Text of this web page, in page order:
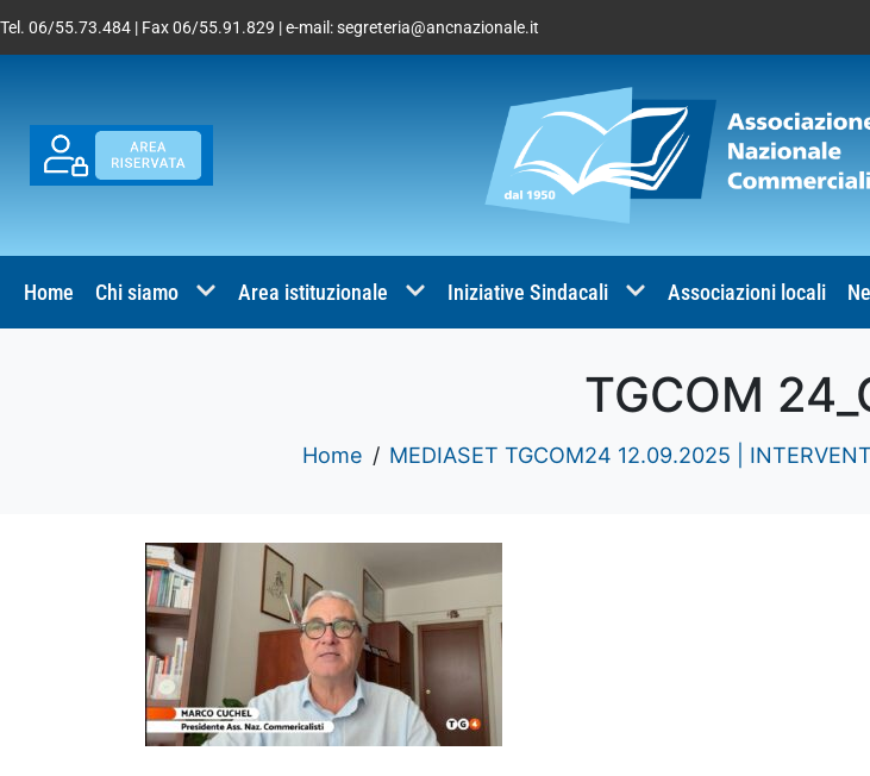
Tel. 06/55.73.484 | Fax 06/55.91.829 | e-mail:segreteria@ancnazionale.it
Home Chi siamo Area istituzionale Iniziative Sindacali Associazioni locali
TGCOM
Home MEDIASET TGCOM24 12.09.2025 |